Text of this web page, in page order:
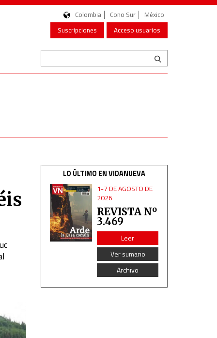
Colombia Cono Sur
México
Suscripciones
Acceso usuarios
LO ÚLTIMO EN VIDANUEVA
1-7 DE AGOSTO DE
2026
REVISTA Nº
3.469
Leer
Ver sumario
Archivo